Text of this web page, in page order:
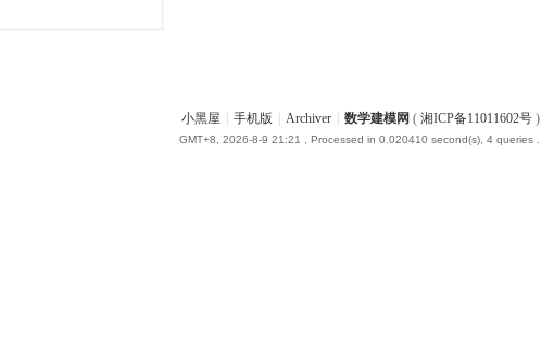
小黑屋 手机版 Archiver 数学建模网 ( 湘ICP备11011602号)
GMT+8, 2026-8-9 21:21 , Processed in 0.020410 second(s), 4 queries .